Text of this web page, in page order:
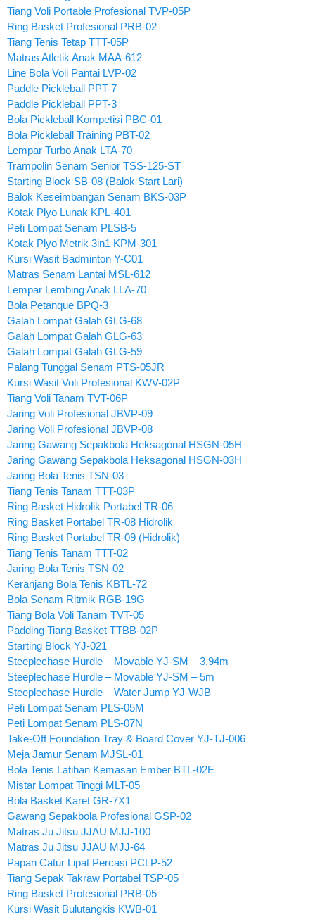
Tiang Voli Portable Profesional TVP-05P
Ring Basket Profesional PRB-02
Tiang Tenis Tetap TTT-05P
Matras Atletik Anak MAA-612
Line Bola Voli Pantai LVP-02
Paddle Pickleball PPT-7
Paddle Pickleball PPT-3
Bola Pickleball Kompetisi PBC-01
Bola Pickleball Training PBT-02
Lempar Turbo Anak LTA-70
Trampolin Senam Senior TSS-125-ST
Starting Block SB-08 (Balok Start Lari)
Balok Keseimbangan Senam BKS-03P
Kotak Plyo Lunak KPL-401
Peti Lompat Senam PLSB-5
Kotak Plyo Metrik 3in1 KPM-301
Kursi Wasit Badminton Y-C01
Matras Senam Lantai MSL-612
Lempar Lembing Anak LLA-70
Bola Petanque BPQ-3
Galah Lompat Galah GLG-68
Galah Lompat Galah GLG-63
Galah Lompat Galah GLG-59
Palang Tunggal Senam PTS-05JR
Kursi Wasit Voli Profesional KWV-02P
Tiang Voli Tanam TVT-06P
Jaring Voli Profesional JBVP-09
Jaring Voli Profesional JBVP-08
Jaring Gawang Sepakbola Heksagonal HSGN-05H
Jaring Gawang Sepakbola Heksagonal HSGN-03H
Jaring Bola Tenis TSN-03
Tiang Tenis Tanam TTT-03P
Ring Basket Hidrolik Portabel TR-06
Ring Basket Portabel TR-08 Hidrolik
Ring Basket Portabel TR-09 (Hidrolik)
Tiang Tenis Tanam TTT-02
Jaring Bola Tenis TSN-02
Keranjang Bola Tenis KBTL-72
Bola Senam Ritmik RGB-19G
Tiang Bola Voli Tanam TVT-05
Padding Tiang Basket TTBB-02P
Starting Block YJ-021
Steeplechase Hurdle – Movable YJ-SM – 3,94m
Steeplechase Hurdle – Movable YJ-SM – 5m
Steeplechase Hurdle – Water Jump YJ-WJB
Peti Lompat Senam PLS-05M
Peti Lompat Senam PLS-07N
Take-Off Foundation Tray & Board Cover YJ-TJ-006
Meja Jamur Senam MJSL-01
Bola Tenis Latihan Kemasan Ember BTL-02E
Mistar Lompat Tinggi MLT-05
Bola Basket Karet GR-7X1
Gawang Sepakbola Profesional GSP-02
Matras Ju Jitsu JJAU MJJ-100
Matras Ju Jitsu JJAU MJJ-64
Papan Catur Lipat Percasi PCLP-52
Tiang Sepak Takraw Portabel TSP-05
Ring Basket Profesional PRB-05
Kursi Wasit Bulutangkis KWB-01